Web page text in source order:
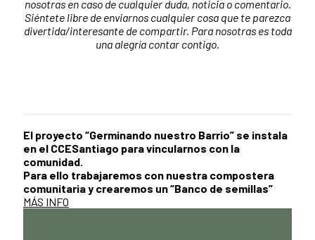
nosotras en caso de cualquier duda, noticia o comentario.
Siéntete libre de enviarnos cualquier cosa que te parezca
divertida/interesante de compartir. Para nosotras es toda
una alegría contar contigo.
El proyecto “Germinando nuestro Barrio” se instala
en el CCESantiago para vincularnos con la
comunidad.
Para ello trabajaremos con nuestra compostera
comunitaria y crearemos un “Banco de semillas”
MÁS INFO